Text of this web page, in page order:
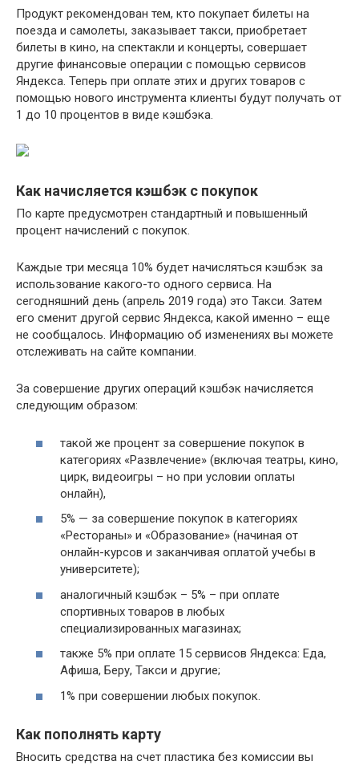
Продукт рекомендован тем, кто покупает билеты на
поезда и самолеты, заказывает такси, приобретает
билеты в кино, на спектакли и концерты, совершает
другие финансовые операции с помощью сервисов
Яндекса. Теперь при оплате этих и других товаров с
помощью нового инструмента клиенты будут получать от
1 до 10 процентов в виде кэшбэка.
Как начисляется кэшбэк с покупок
По карте предусмотрен стандартный и повышенный
процент начислений с покупок.
Каждые три месяца 10% будет начисляться кэшбэк за
использование какого-то одного сервиса. На
сегодняшний день (апрель 2019 года) это Такси. Затем
его сменит другой сервис Яндекса, какой именно – еще
не сообщалось. Информацию об изменениях вы можете
отслеживать на сайте компании.
За совершение других операций кэшбэк начисляется
следующим образом:
такой же процент за совершение покупок в
категориях «Развлечение» (включая театры, кино,
цирк, видеоигры – но при условии оплаты
онлайн),
5% — за совершение покупок в категориях
«Рестораны» и «Образование» (начиная от
онлайн-курсов и заканчивая оплатой учебы в
университете);
аналогичный кэшбэк – 5% – при оплате
спортивных товаров в любых
специализированных магазинах;
также 5% при оплате 15 сервисов Яндекса: Еда,
Афиша, Беру, Такси и другие;
1% при совершении любых покупок.
Как пополнять карту
Вносить средства на счет пластика без комиссии вы